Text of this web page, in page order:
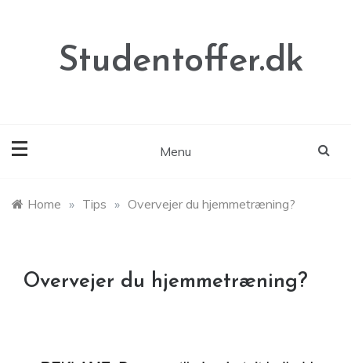
Studentoffer.dk
Menu
Home » Tips » Overvejer du hjemmetræning?
Overvejer du hjemmetræning?